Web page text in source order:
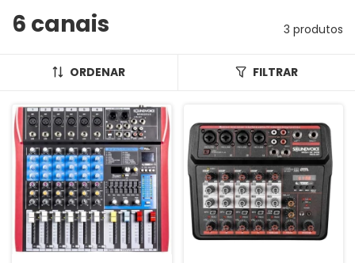
6 canais 3 produtos
ORDENAR FILTRAR